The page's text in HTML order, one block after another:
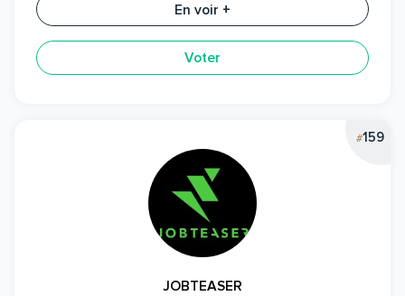
En voir +
Voter
#159
JOBTEASER